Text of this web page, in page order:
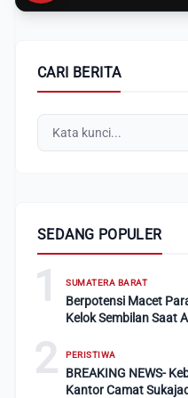
CARI BERITA
SEDANG POPULER
1 SUMATERA BARAT
Berpotensi Macet
Kelok Sembilan Saat
2 PERISTIWA
BREAKING NEWS-
Kantor Camat